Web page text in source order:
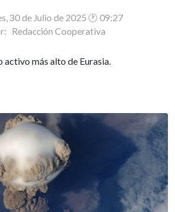
30 de Julio de 2025 🕐 09:27
Redacción Cooperativa
activo más alto de Eurasia.